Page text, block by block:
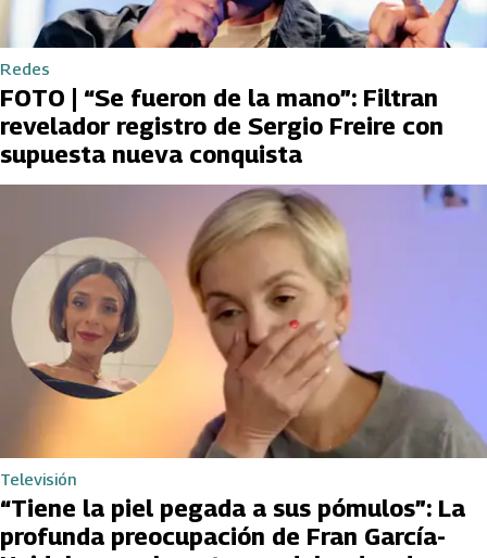
Redes
FOTO | “Se fueron de la mano”: Filtran
revelador registro de Sergio Freire con
supuesta nueva conquista
Televisión
“Tiene la piel pegada a sus pómulos”: La
profunda preocupación de Fran García-